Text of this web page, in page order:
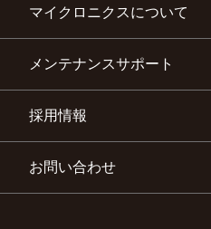
自動培養関連機器
創薬関連機器
環境水質測定機器
産学関連機器
品質管理室・検査室の
マイクロニクスについて
会社概要
社長挨拶
事業内容
アクセス地図
メンテナンスサポート
採用情報
お問い合わせ